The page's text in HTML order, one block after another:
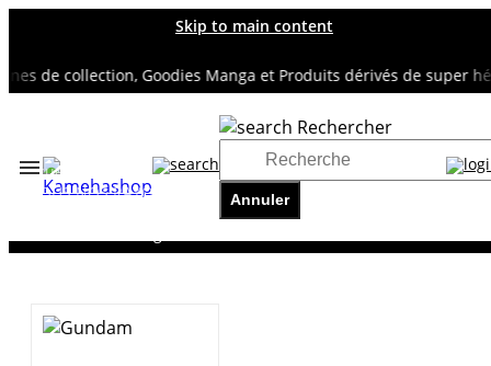
Skip to main content
de collection, Goodies Manga et Produits dérivés de super héros
Rechercher
Annuler
Accueil
TOUS NOS RAYONS